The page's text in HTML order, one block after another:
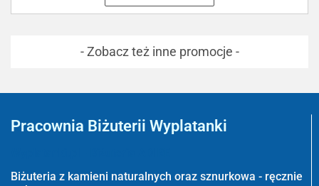
- Zobacz też inne promocje -
Pracownia Biżuterii Wyplatanki
Biżuteria z kamieni naturalnych oraz sznurkowa - ręcznie